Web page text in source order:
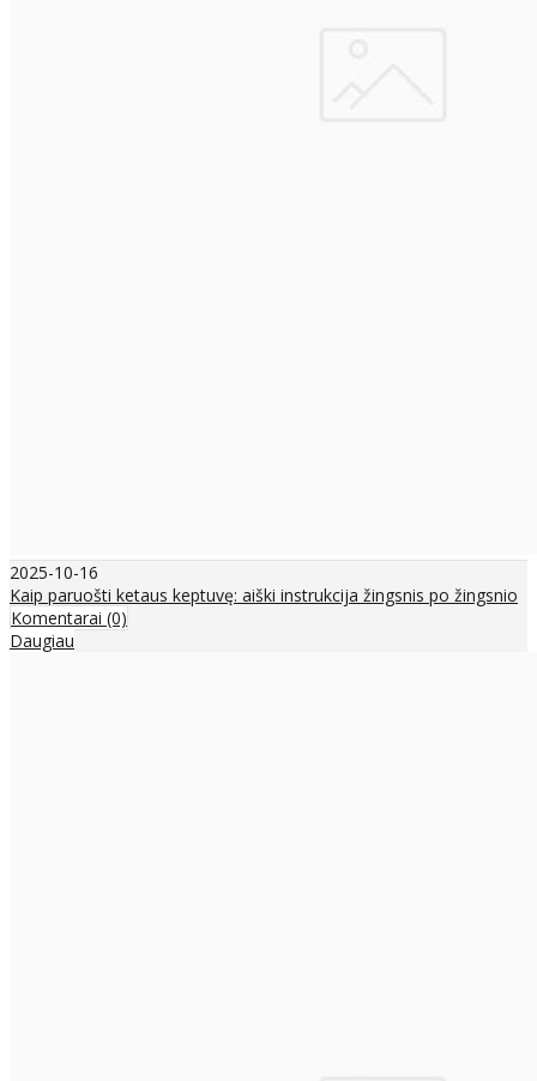
2025-10-16
Kaip paruošti ketaus keptuvę: aiški instrukcija žingsnis po žingsnio
Komentarai (0)
Daugiau